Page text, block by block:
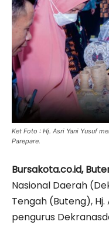
Ket Foto : Hj. Asri Yani Yusuf
Parepare.
Bursakota.co.id,
Nasional Daerah
Tengah (Buteng),
pengurus